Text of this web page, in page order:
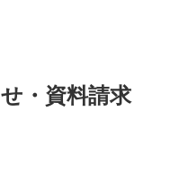
・資料請求